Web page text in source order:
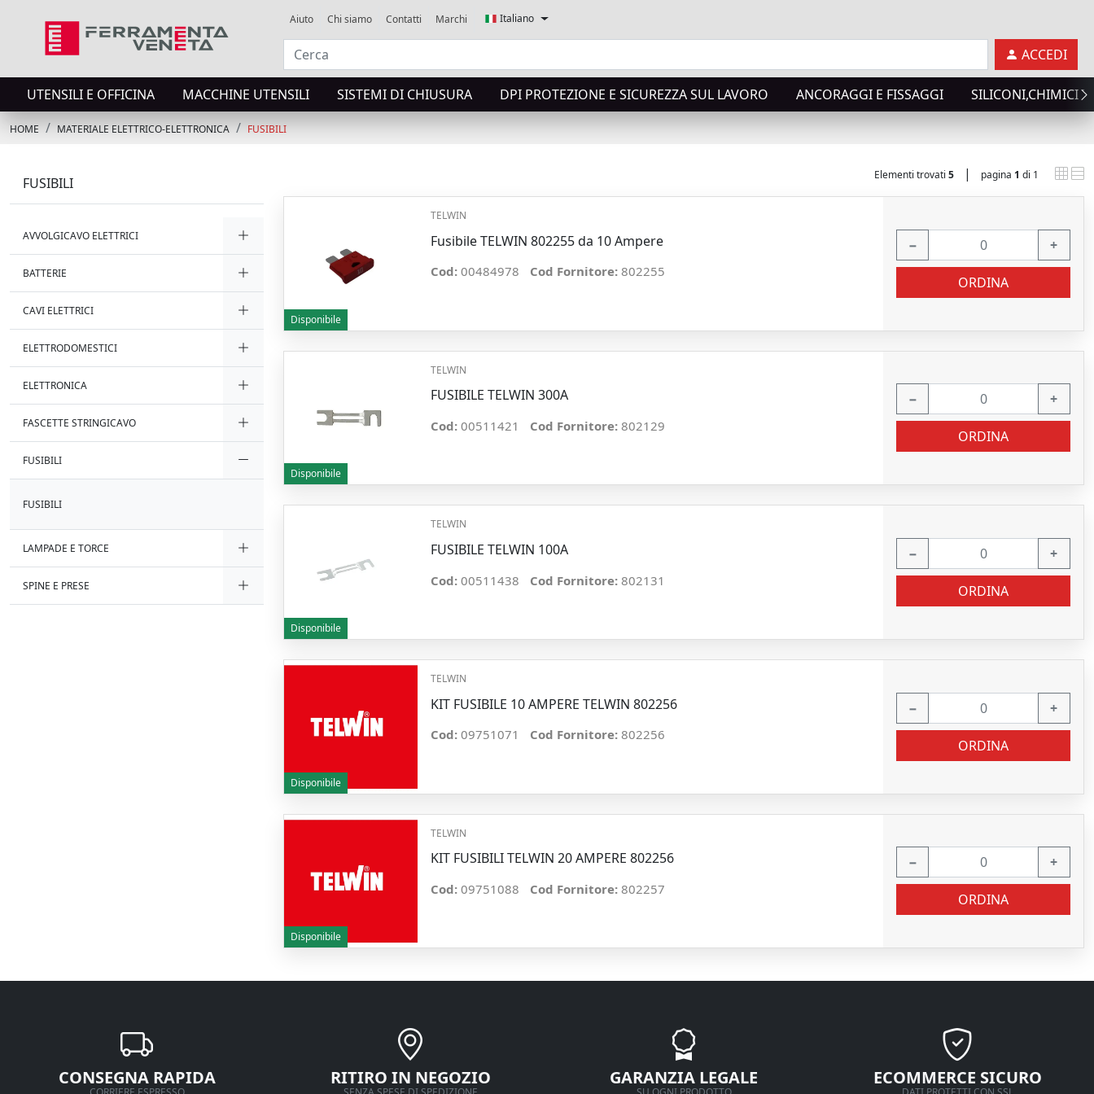
Aiuto Chi siamo Contatti Marchi Italiano
ACCEDI
UTENSILI E OFFICINA MACCHINE UTENSILI SISTEMI DI CHIUSURA DPI PROTEZIONE E SICUREZZA SUL LAVORO ANCORAGGI E FISSAGGI SILICONI,CHIMICI
HOME MATERIALE ELETTRICO-ELETTRONICA FUSIBILI
FUSIBILI
AVVOLGICAVO ELETTRICI
BATTERIE
CAVI ELETTRICI
ELETTRODOMESTICI
ELETTRONICA
FASCETTE STRINGICAVO
FUSIBILI
FUSIBILI
LAMPADE E TORCE
SPINE E PRESE
Elementi trovati 5 | pagina 1 di 1
Disponibile
TELWIN
Fusibile TELWIN 802255 da 10 Ampere
Cod: 00484978 Cod Fornitore: 802255
− +
ORDINA
Disponibile
TELWIN
FUSIBILE TELWIN 300A
Cod: 00511421 Cod Fornitore: 802129
− +
ORDINA
Disponibile
TELWIN
FUSIBILE TELWIN 100A
Cod: 00511438 Cod Fornitore: 802131
− +
ORDINA
Disponibile
TELWIN
KIT FUSIBILE 10 AMPERE TELWIN 802256
Cod: 09751071 Cod Fornitore: 802256
− +
ORDINA
Disponibile
TELWIN
KIT FUSIBILI TELWIN 20 AMPERE 802256
Cod: 09751088 Cod Fornitore: 802257
− +
ORDINA
CONSEGNA RAPIDA RITIRO IN NEGOZIO GARANZIA LEGALE ECOMMERCE SICURO